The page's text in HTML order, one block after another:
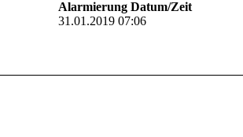
Alarmierung Datum/Zeit
31.01.2019 07:06